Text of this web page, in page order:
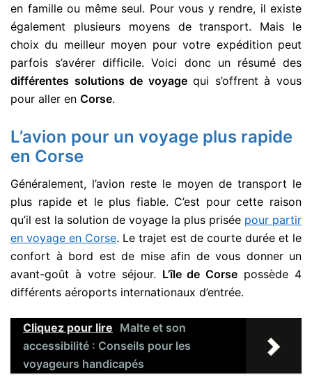
en famille ou même seul. Pour vous y rendre, il existe
également plusieurs moyens de transport. Mais le
choix du meilleur moyen pour votre expédition peut
parfois s’avérer difficile. Voici donc un résumé des
différentes solutions de voyagequi s’offrent à vous
pour aller en Corse.
L’avion pour un voyage plus rapide
en Corse
Généralement, l’avion reste le moyen de transport le
plus rapide et le plus fiable. C’est pour cette raison
qu’il est la solution de voyage la plus prisée pour partir
en voyage en Corse. Le trajet est de courte durée et le
confort à bord est de mise afin de vous donner un
avant-goût à votre séjour. L’île de Corse possède 4
différents aéroports internationaux d’entrée.
Cliquez pour lire Malte et son
accessibilité : Conseils pour les
voyageurs handicapés